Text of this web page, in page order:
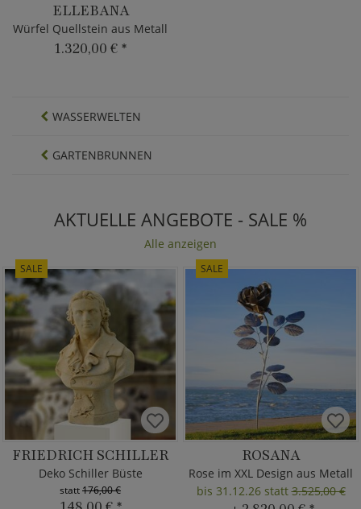
ELLEBANA
Würfel Quellstein aus Metall
1.320,00 € *
WASSERWELTEN
GARTENBRUNNEN
AKTUELLE ANGEBOTE - SALE %
Alle anzeigen
SALE
FRIEDRICH SCHILLER
Deko Schiller Büste
statt176,00 €
SALE
ROSANA
Rose im XXL Design aus Metall
bis 31.12.26 statt3.525,00 €